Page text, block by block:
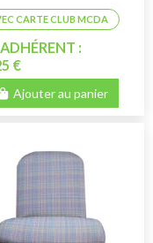
:
€
Ajouter au panier